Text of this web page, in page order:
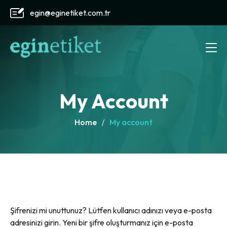
egin@eginetiket.com.tr
My Account
Home My account
Şifrenizi mi unuttunuz? Lütfen kullanıcı adınızı veya e-posta
adresinizi girin. Yeni bir şifre oluşturmanız için e-posta